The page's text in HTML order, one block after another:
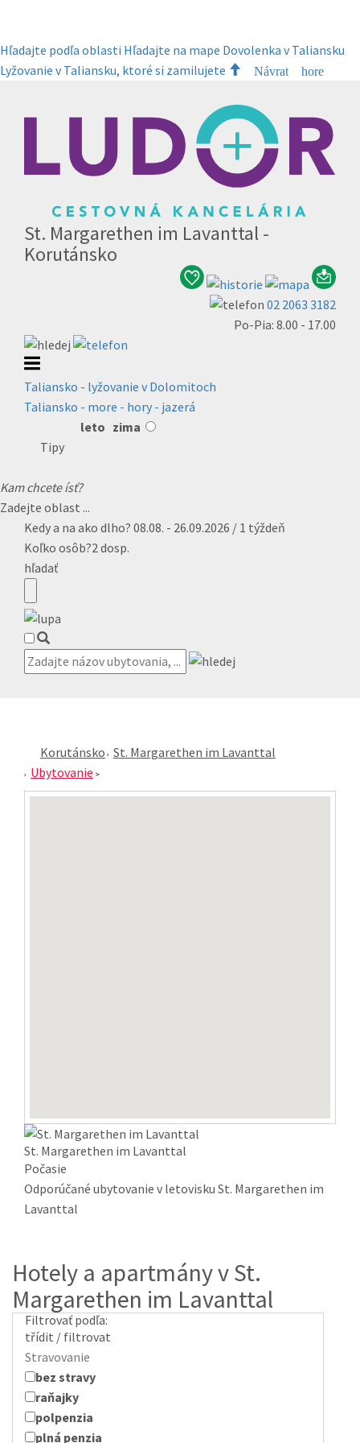
Hľadajte podľa oblasti Hľadajte na mape Dovolenka v Taliansku
Lyžovanie v Taliansku, ktoré si zamilujete
Návrat hore
St. Margarethen im Lavanttal -
Korutánsko
02 2063 3182
Po-Pia: 8.00 - 17.00
Taliansko - lyžovanie v Dolomitoch
Taliansko - more - hory - jazerá
leto zima
Tipy
Kam chcete ísť?
Zadejte oblast ...
Kedy a na ako dlho? 08.08. - 26.09.2026 / 1 týždeň
Koľko osôb?2 dosp.
hľadať
Korutánsko St. Margarethen im Lavanttal
Ubytovanie
St. Margarethen im Lavanttal
Počasie
Odporúčané ubytovanie v letovisku St. Margarethen im
Lavanttal
Hotely a apartmány v St.
Margarethen im Lavanttal
Filtrovať podľa:
třídit / filtrovat
Stravovanie
bez stravy
raňajky
polpenzia
plná penzia